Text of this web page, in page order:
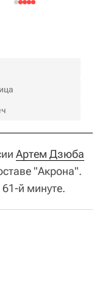
Артем Дзюба
"Акрона".
й минуте.